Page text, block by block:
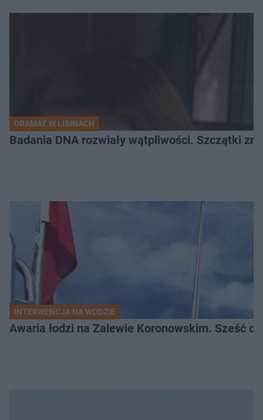
DRAMAT W LISINACH
Badania DNA rozwiały wątpliwości. Szczątki
INTERWENCJA NA WODZIE
Awaria łodzi na Zalewie Koronowskim. Sześć